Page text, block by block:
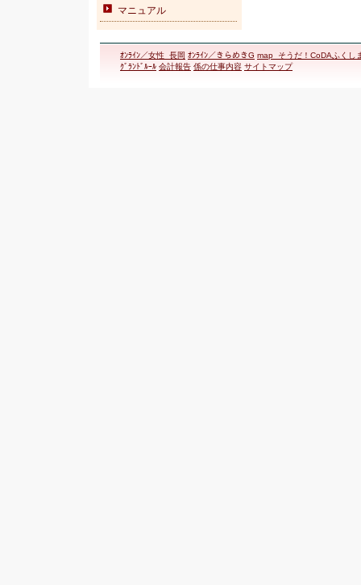
マニュアル
ｵﾝﾗｲﾝ／女性_長岡 ｵﾝﾗｲﾝ／きらめきG map_そうだ！CoDAふくし
ｸﾞﾗﾝﾄﾞﾙｰﾙ 会計報告 係の仕事内容 サイトマップ